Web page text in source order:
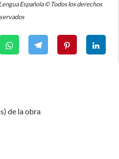
Española © Todos los derechos
de la obra